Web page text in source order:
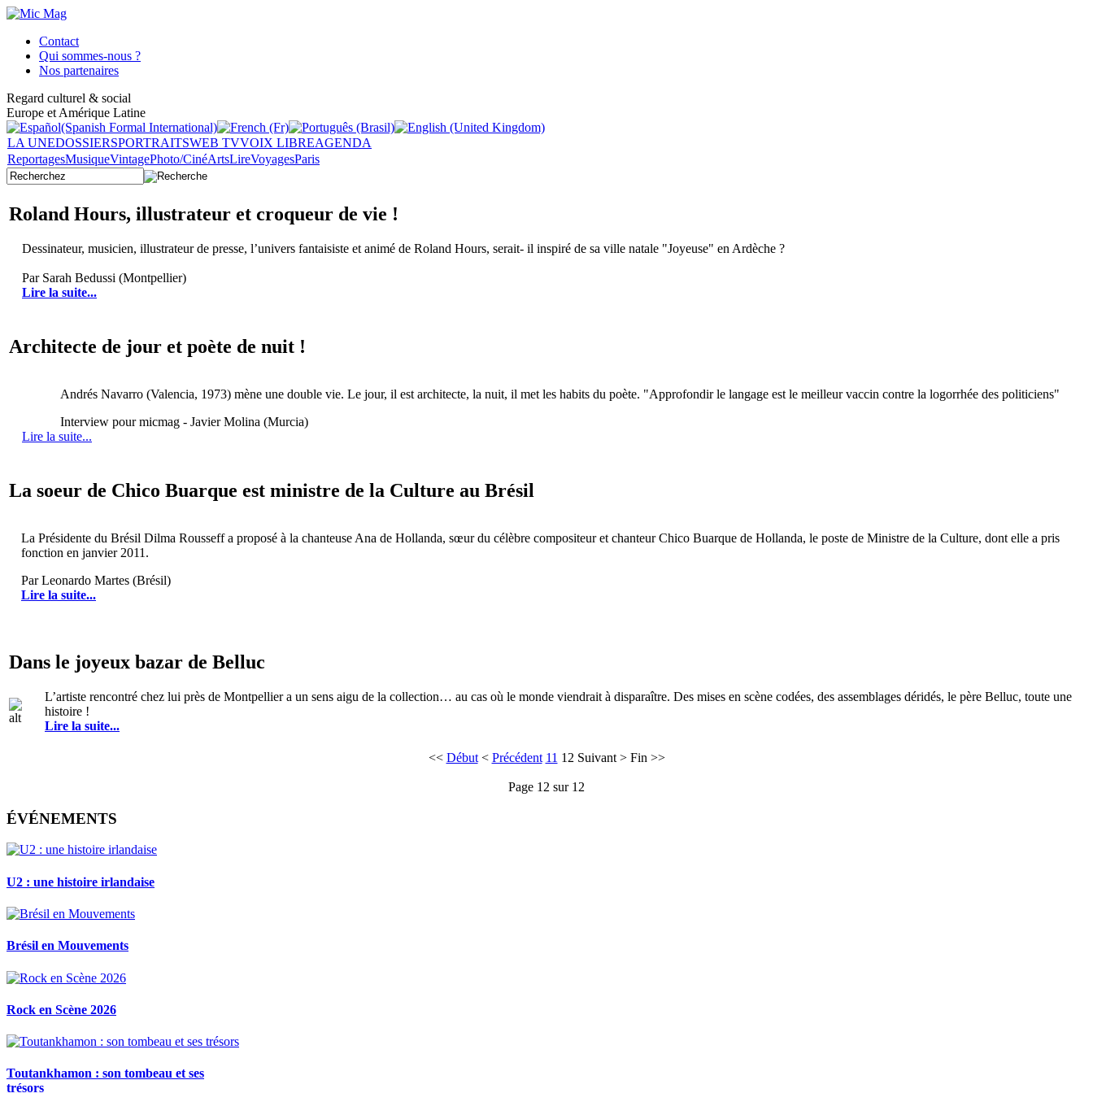
Contact
Qui sommes-nous ?
Nos partenaires
Regard culturel & social
Europe et Amérique Latine
LA UNEDOSSIERSPORTRAITSWEB TVVOIX LIBREAGENDA
ReportagesMusiqueVintagePhoto/CinéArtsLireVoyagesParis
Roland Hours, illustrateur et croqueur de vie !
Dessinateur, musicien, illustrateur de presse, l’univers fantaisiste et animé de Roland Hours, serait- il inspiré de sa ville natale "Joyeuse" en Ardèche ?
Par Sarah Bedussi (Montpellier)
Lire la suite...
Architecte de jour et poète de nuit !
Andrés Navarro (Valencia, 1973) mène une double vie. Le jour, il est architecte, la nuit, il met les habits du poète. "Approfondir le langage est le meilleur vaccin contre la logorrhée des politiciens"
Interview pour micmag - Javier Molina (Murcia)
Lire la suite...
La soeur de Chico Buarque est ministre de la Culture au Brésil
La Présidente du Brésil Dilma Rousseff a proposé à la chanteuse Ana de Hollanda, sœur du célèbre compositeur et chanteur Chico Buarque de Hollanda, le poste de Ministre de la Culture, dont elle a pris
fonction en janvier 2011.
Par Leonardo Martes (Brésil)
Lire la suite...
Dans le joyeux bazar de Belluc
L’artiste rencontré chez lui près de Montpellier a un sens aigu de la collection… au cas où le monde viendrait à disparaître. Des mises en scène codées, des assemblages déridés, le père Belluc, toute une
histoire !
Lire la suite...
<< Début< Précédent 11 12 Suivant> Fin >>
Page 12 sur 12
ÉVÉNEMENTS
U2 : une histoire irlandaise
Brésil en Mouvements
Rock en Scène 2026
Toutankhamon : son tombeau et ses
trésors